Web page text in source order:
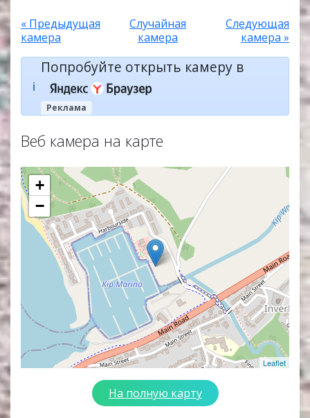
« Предыдущая
камера
Случайная
камера
Следующая
камера »
ℹ️
Попробуйте открыть камеру в
Реклама
Веб камера на карте
+
−
Leaflet
На полную карту